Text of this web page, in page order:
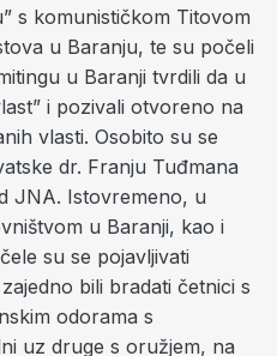
s komunističkom Titovom
u Baranju, te su počeli
u Baranji tvrdili da u
i pozivali otvoreno na
vlasti. Osobito su se
dr. Franju Tuđmana
JNA. Istovremeno, u
u Baranji, kao i
su se pojavljivati
bili bradati četnici s
odorama s
uz druge s oružjem, na